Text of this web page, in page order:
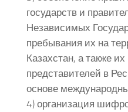
государств и
Независимых
пребывания их на
Казахстан, а также
представителей в
основе
4) организация